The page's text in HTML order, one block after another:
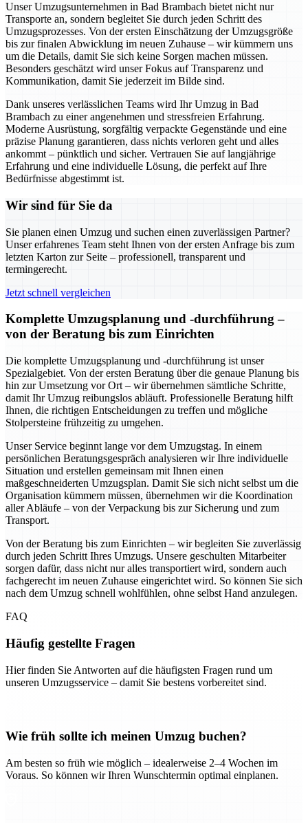
Unser Umzugsunternehmen in Bad Brambach bietet nicht nur
Transporte an, sondern begleitet Sie durch jeden Schritt des
Umzugsprozesses. Von der ersten Einschätzung der Umzugsgröße
bis zur finalen Abwicklung im neuen Zuhause – wir kümmern uns
um die Details, damit Sie sich keine Sorgen machen müssen.
Besonders geschätzt wird unser Fokus auf Transparenz und
Kommunikation, damit Sie jederzeit im Bilde sind.
Dank unseres verlässlichen Teams wird Ihr Umzug in Bad
Brambach zu einer angenehmen und stressfreien Erfahrung.
Moderne Ausrüstung, sorgfältig verpackte Gegenstände und eine
präzise Planung garantieren, dass nichts verloren geht und alles
ankommt – pünktlich und sicher. Vertrauen Sie auf langjährige
Erfahrung und eine individuelle Lösung, die perfekt auf Ihre
Bedürfnisse abgestimmt ist.
Wir sind für Sie da
Sie planen einen Umzug und suchen einen zuverlässigen Partner?
Unser erfahrenes Team steht Ihnen von der ersten Anfrage bis zum
letzten Karton zur Seite – professionell, transparent und
termingerecht.
Jetzt schnell vergleichen
Komplette Umzugsplanung und -durchführung –
von der Beratung bis zum Einrichten
Die komplette Umzugsplanung und -durchführung ist unser
Spezialgebiet. Von der ersten Beratung über die genaue Planung bis
hin zur Umsetzung vor Ort – wir übernehmen sämtliche Schritte,
damit Ihr Umzug reibungslos abläuft. Professionelle Beratung hilft
Ihnen, die richtigen Entscheidungen zu treffen und mögliche
Stolpersteine frühzeitig zu umgehen.
Unser Service beginnt lange vor dem Umzugstag. In einem
persönlichen Beratungsgespräch analysieren wir Ihre individuelle
Situation und erstellen gemeinsam mit Ihnen einen
maßgeschneiderten Umzugsplan. Damit Sie sich nicht selbst um die
Organisation kümmern müssen, übernehmen wir die Koordination
aller Abläufe – von der Verpackung bis zur Sicherung und zum
Transport.
Von der Beratung bis zum Einrichten – wir begleiten Sie zuverlässig
durch jeden Schritt Ihres Umzugs. Unsere geschulten Mitarbeiter
sorgen dafür, dass nicht nur alles transportiert wird, sondern auch
fachgerecht im neuen Zuhause eingerichtet wird. So können Sie sich
nach dem Umzug schnell wohlfühlen, ohne selbst Hand anzulegen.
FAQ
Häufig gestellte Fragen
Hier finden Sie Antworten auf die häufigsten Fragen rund um
unseren Umzugsservice – damit Sie bestens vorbereitet sind.
Wie früh sollte ich meinen Umzug buchen?
Am besten so früh wie möglich – idealerweise 2–4 Wochen im
Voraus. So können wir Ihren Wunschtermin optimal einplanen.